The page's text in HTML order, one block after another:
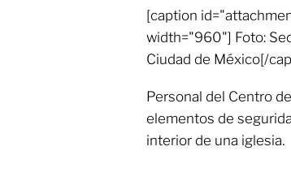
[caption
width="960"] Foto:
Ciudad de México[/
Personal del Centro
elementos de
interior de una iglesia.